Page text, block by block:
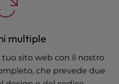
multiple
tuo sito web con il nostro
che prevede due